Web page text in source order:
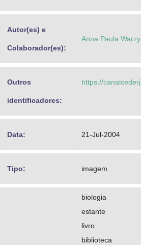
Advocacia-Geral da União
Banco Central do Brasil
Autor(es) e
Colaborador(es):
Anna Paula
Outros
identificadores:
https://
Data: 21-Jul-2004
Tipo: imagem
biologia
estante
livro
biblioteca